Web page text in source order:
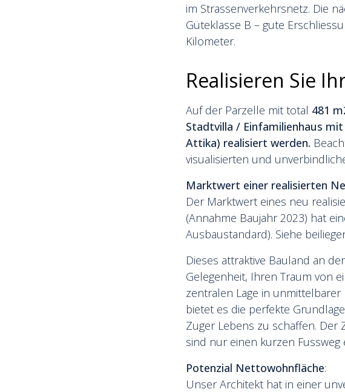
im Strassenverkehrsnetz. Die
Güteklasse B – gute
Kilometer.
Realisieren Sie
Auf der Parzelle mit total 481
Stadtvilla / Einfamilienhaus
Attika) realisiert werden.
visualisierten und
Marktwert einer realisierten
Der Marktwert eines neu
(Annahme Baujahr 2023) hat
Ausbaustandard). Siehe
Dieses attraktive Bauland an
Gelegenheit, Ihren Traum von
zentralen Lage in
bietet es die perfekte
Zuger Lebens zu schaffen. Der
sind nur einen kurzen Fussweg
Potenzial Nettowohnfläche:
Unser Architekt hat in einer